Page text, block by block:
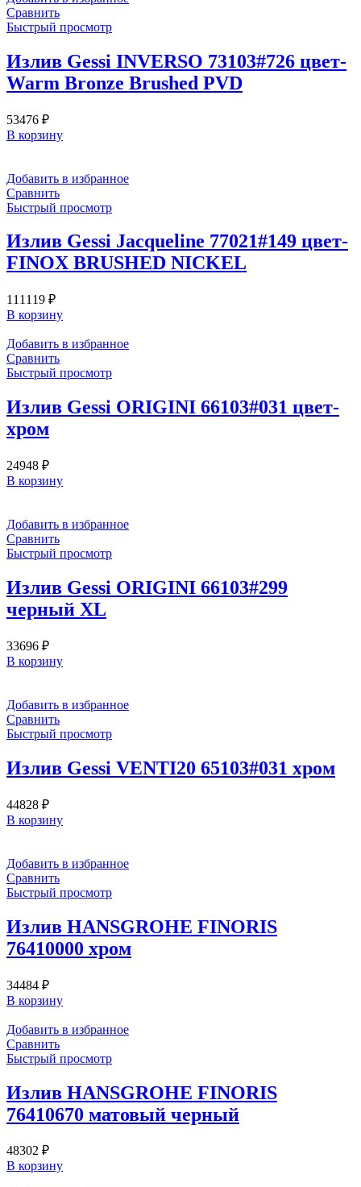
Сравнить
Быстрый просмотр
Излив Gessi INVERSO 73103#726 цвет-
Warm Bronze Brushed PVD
53476 ₽
В корзину
Добавить в избранное
Сравнить
Быстрый просмотр
Излив Gessi Jacqueline 77021#149 цвет-
FINOX BRUSHED NICKEL
111119 ₽
В корзину
Добавить в избранное
Сравнить
Быстрый просмотр
Излив Gessi ORIGINI 66103#031 цвет-
хром
24948 ₽
В корзину
Добавить в избранное
Сравнить
Быстрый просмотр
Излив Gessi ORIGINI 66103#299
черный XL
33696 ₽
В корзину
Добавить в избранное
Сравнить
Быстрый просмотр
Излив Gessi VENTI20 65103#031 хром
44828 ₽
В корзину
Добавить в избранное
Сравнить
Быстрый просмотр
Излив HANSGROHE FINORIS
76410000 хром
34484 ₽
В корзину
Добавить в избранное
Сравнить
Быстрый просмотр
Излив HANSGROHE FINORIS
76410670 матовый черный
48302 ₽
В корзину